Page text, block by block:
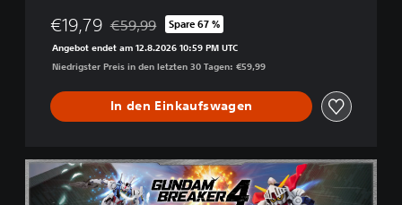
€19,79 Preisnachlass gegenüber dem Originalpreis von
€59,99 Spare 67 %
Angebot endet am 12.8.2026 10:59 PM UTC
Niedrigster Preis in den letzten 30 Tagen: €59,99
In den Einkaufswagen
e